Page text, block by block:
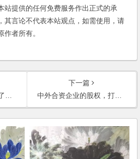
站提供的任何免费服务作出正式的承
其言论不代表本站观点，如需使用，请
作者所有。
下一篇
中外合资企业的股权，打算委托法院进行拍卖，是否可行？